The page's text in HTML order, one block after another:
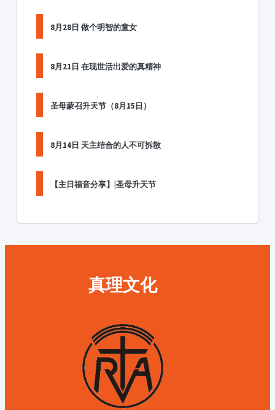
8月28日 做个明智的童女
8月21日 在现世活出爱的真精神
圣母蒙召升天节（8月15日）
8月14日 天主结合的人不可拆散
【主日福音分享】|圣母升天节
真理文化